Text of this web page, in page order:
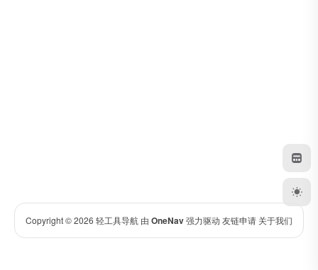
Copyright © 2026 轻工具导航 由 OneNav强力驱动 友链申请 关于我们